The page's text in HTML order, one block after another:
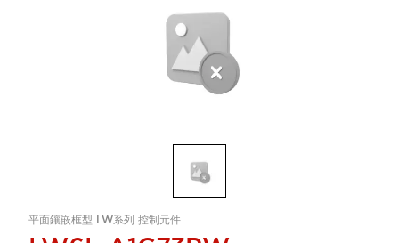
平面鑲嵌框型 LW系列 控制元件